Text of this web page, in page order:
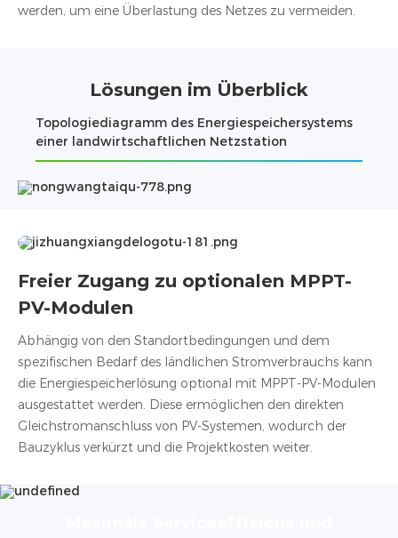
werden, um eine Überlastung des Netzes zu vermeiden.
Lösungen im Überblick
Topologiediagramm des Energiespeichersystems
einer landwirtschaftlichen Netzstation
Freier Zugang zu optionalen MPPT-
PV-Modulen
Abhängig von den Standortbedingungen und dem
speziﬁschen Bedarf des ländlichen Stromverbrauchs kann
die Energiespeicherlösung optional mit MPPT-PV-Modulen
ausgestattet werden. Diese ermöglichen den direkten
Gleichstromanschluss von PV-Systemen, wodurch der
Bauzyklus verkürzt und die Projektkosten weiter.